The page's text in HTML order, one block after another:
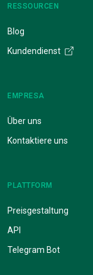
RESSOURCEN
Blog
Kundendienst
EMPRESA
Über uns
Kontaktiere uns
PLATTFORM
Preisgestaltung
API
Telegram Bot